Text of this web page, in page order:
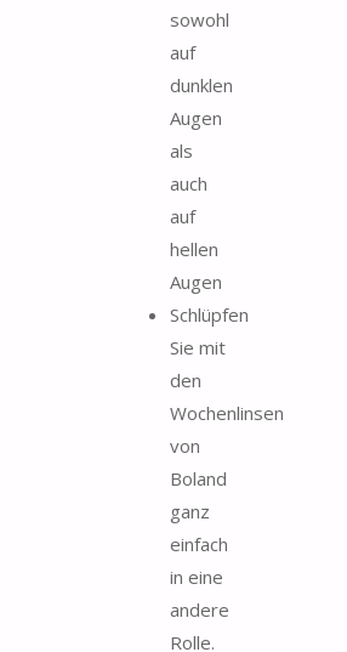
sowohl
auf
dunklen
Augen
als
auch
auf
hellen
Augen
Schlüpfen
Sie mit
den
Wochenlinsen
von
Boland
ganz
einfach
in eine
andere
Rolle.